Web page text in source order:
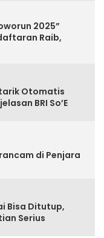
2025”
Raib,
Otomatis
BRI So’E
di Penjara
Bisa Ditutup,
Serius